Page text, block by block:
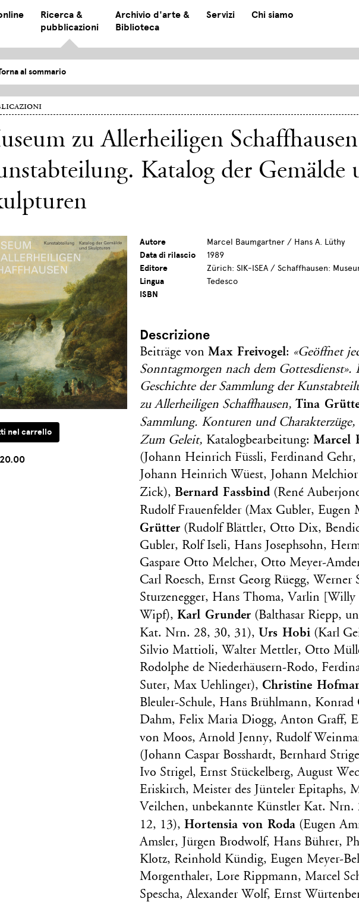
Ricerca &
pubblicazioni
Archivio d'arte &
Biblioteca
Servizi Chi siamo
al sommario
zu Allerheiligen
Katalog der Gemälde
Autore
Marcel Baumgartner / Hans A. Lüthy
Data di rilascio
1989
Editore
Zürich: SIK-ISEA / Schaffhausen:
Lingua
Tedesco
ISBN
Descrizione
Beiträge vonMax Freivogel: «Geöffnet
Sonntagmorgen nach dem Gottesdienst».
Geschichte der Sammlung der
zu Allerheiligen Schaffhausen, Tina
Sammlung. Konturen und Charakterzüge,
Zum Geleit, Katalogbearbeitung:Marcel
(Johann Heinrich Füssli, Ferdinand
Johann Heinrich Wüest, Johann
Zick),Bernard Fassbind (René
Rudolf Frauenfelder (Max Gubler, Eugen
Grütter (Rudolf Blättler, Otto Dix,
Gubler, Rolf Iseli, Hans Josephsohn,
Gaspare Otto Melcher, Otto Meyer-
Carl Roesch, Ernst Georg Rüegg, Werner
Sturzenegger, Hans Thoma, Varlin [Willy
Wipf),Karl Grunder (Balthasar Riepp,
Kat. Nrn. 28, 30, 31), Urs Hobi (Karl
Silvio Mattioli, Walter Mettler, Otto
Rodolphe de Niederhäusern-Rodo,
Suter, Max Uehlinger), Christine
Bleuler-Schule, Hans Brühlmann,
Dahm, Felix Maria Diogg, Anton Graff,
von Moos, Arnold Jenny, Rudolf
(Johann Caspar Bosshardt, Bernhard
Ivo Strigel, Ernst Stückelberg, August
Eriskirch, Meister des Jünteler Epitaphs,
Veilchen, unbekannte Künstler Kat.
12, 13),Hortensia von Roda (Eugen
Amsler, Jürgen Brodwolf, Hans Bührer,
Klotz, Reinhold Kündig, Eugen Meyer-
Morgenthaler, Lore Rippmann, Marcel
Spescha, Alexander Wolf, Ernst